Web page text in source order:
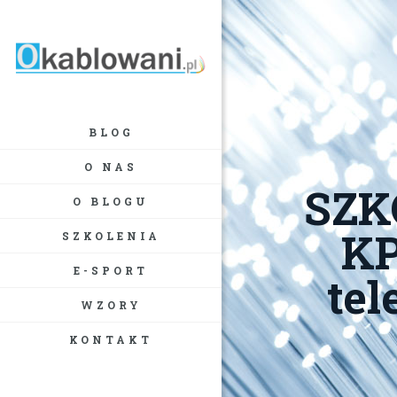
BLOG
O NAS
O BLOGU
SZKOLENIA
E-SPORT
WZORY
KONTAKT